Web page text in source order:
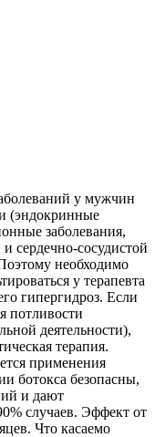
у мужчин
(эндокринные
заболевания,
сердечно-сосудистой
необходимо
у терапевта
гипергидроз. Если
потливости
деятельности),
терапия.
применения
ботокса безопасны,
и дают
случаев. Эффект от
Что касаемо